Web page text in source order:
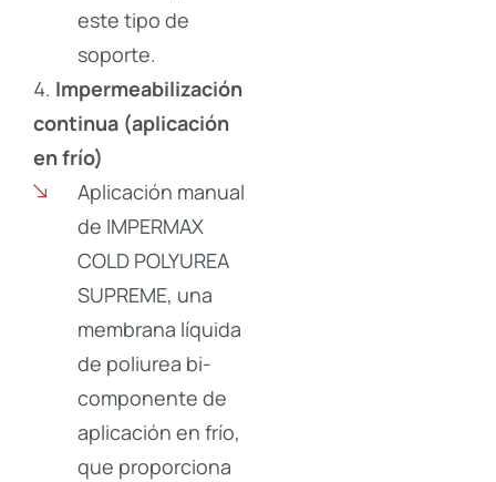
este tipo de
soporte.
Impermeabilización
continua (aplicación
en frío)
Aplicación manual
de IMPERMAX
COLD POLYUREA
SUPREME, una
membrana líquida
de poliurea bi-
componente de
aplicación en frío,
que proporciona